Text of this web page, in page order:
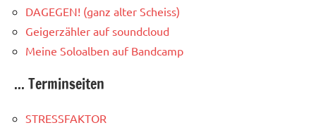
DAGEGEN! (ganz alter Scheiss)
Geigerzähler auf soundcloud
Meine Soloalben auf Bandcamp
... Terminseiten
STRESSFAKTOR